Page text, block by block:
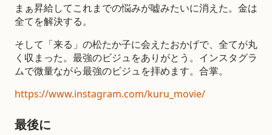
まぁ昇給してこれまでの悩みが嘘みたいに消えた。金は
全てを解決する。
そして「来る」の松たか子に会えたおかげで、全てが丸
く収まった。最強のビジュをありがとう。インスタグラ
ムで微量ながら最強のビジュを拝めます。合掌。
https://www.instagram.com/kuru_movie/
最後に